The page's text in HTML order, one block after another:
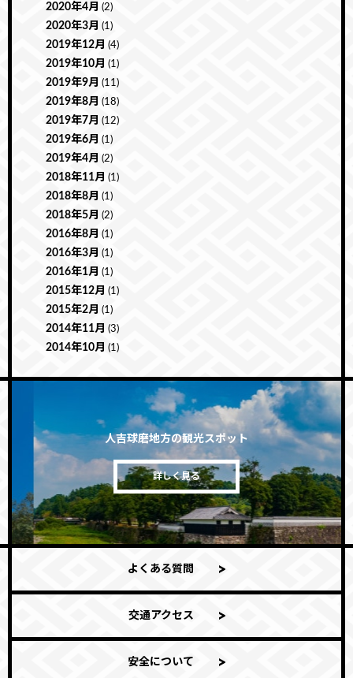
2020年4月 (2)
2020年3月 (1)
2019年12月 (4)
2019年10月 (1)
2019年9月 (11)
2019年8月 (18)
2019年7月 (12)
2019年6月 (1)
2019年4月 (2)
2018年11月 (1)
2018年8月 (1)
2018年5月 (2)
2016年8月 (1)
2016年3月 (1)
2016年1月 (1)
2015年12月 (1)
2015年2月 (1)
2014年11月 (3)
2014年10月 (1)
人吉球磨地方の観光スポット
詳しく見る
よくある質問
交通アクセス
安全について